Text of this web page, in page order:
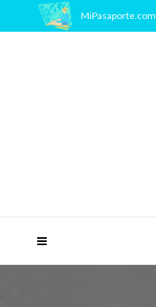
MiPasaporte.com